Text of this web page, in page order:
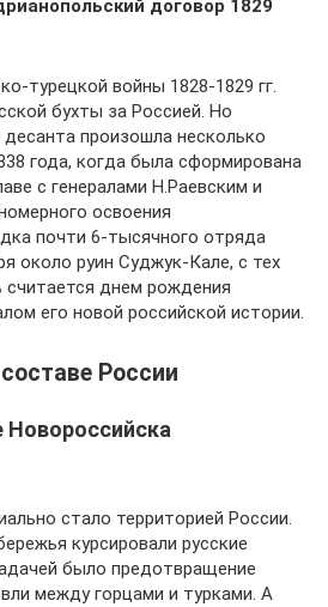
договор 1829
турецкой войны 1828-1829 гг.
бухты за Россией. Но
произошла несколько
года, когда была сформирована
с генералами Н.Раевским и
освоения
почти 6-тысячного отряда
около руин Суджук-Кале, с тех
днем рождения
его новой российской истории.
России
стало территорией России.
курсировали русские
было предотвращение
между горцами и турками. А